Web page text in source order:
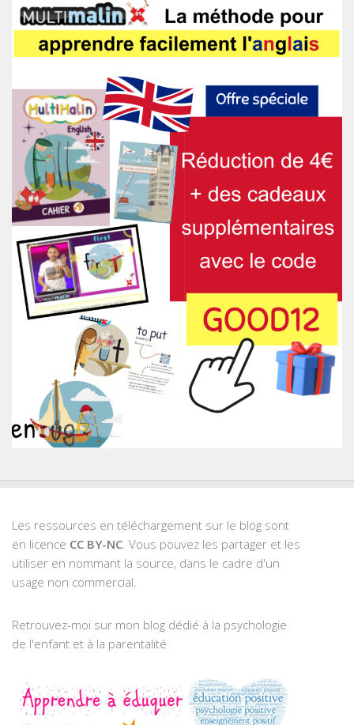
Les ressources en téléchargement sur le blog sont
en licence CC BY-NC. Vous pouvez les partager et les
utiliser en nommant la source, dans le cadre d'un
usage non commercial.
Retrouvez-moi sur mon blog dédié à la psychologie
de l'enfant et à la parentalité